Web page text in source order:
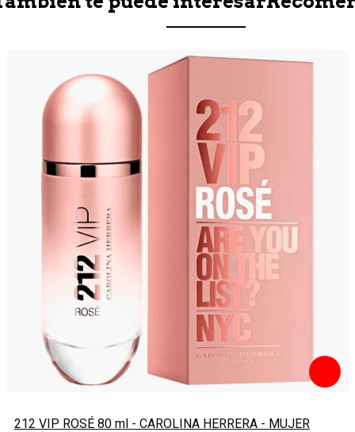
212 VIP ROSÉ 80 ml - CAROLINA HERRERA - MUJER